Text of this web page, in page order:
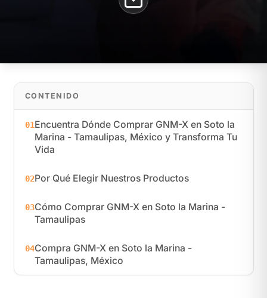
CONTENIDO
01Encuentra Dónde Comprar GNM-X en Soto la
Marina - Tamaulipas, México y Transforma Tu
Vida
02Por Qué Elegir Nuestros Productos
03Cómo Comprar GNM-X en Soto la Marina -
Tamaulipas
04Compra GNM-X en Soto la Marina -
Tamaulipas, México